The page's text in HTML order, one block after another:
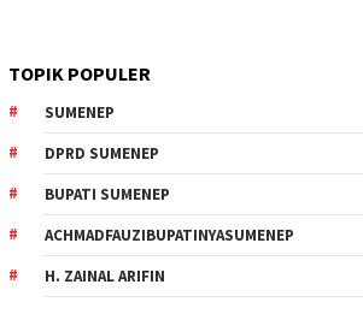
TOPIK POPULER
SUMENEP
DPRD SUMENEP
BUPATI SUMENEP
ACHMADFAUZIBUPATINYASUMENEP
H. ZAINAL ARIFIN